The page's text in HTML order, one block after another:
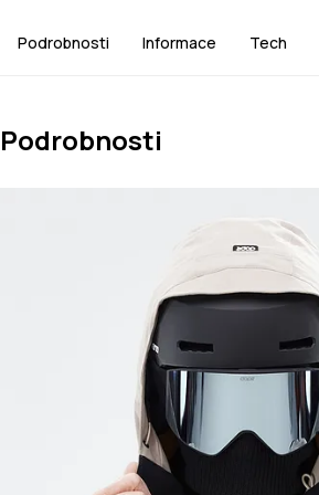
Podrobnosti Informace Tech
Podrobnosti